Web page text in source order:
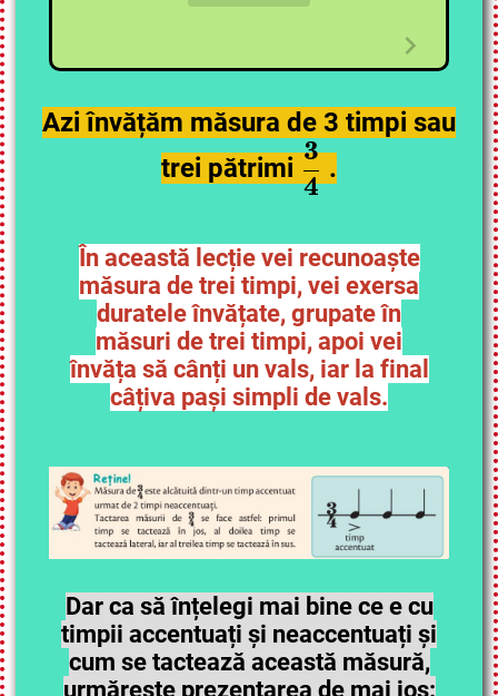
Azi învățăm măsura de 3 timpi sau
trei pătrimi 34
34
3
4
.
În această lecție vei recunoaște
măsura de trei timpi, vei exersa
duratele învățate, grupate în
măsuri de trei timpi, apoi vei
învăța să cânți un vals, iar la final
câțiva pași simpli de vals.
Dar ca să înțelegi mai bine ce e cu
timpii accentuați și neaccentuați și
cum se tactează această măsură,
urmărește prezentarea de mai jos: